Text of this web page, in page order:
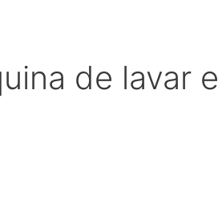
de lavar e